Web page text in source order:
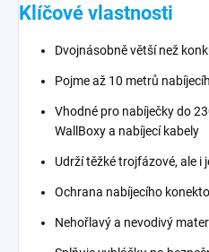
Klíčové vlastnosti
Dvojnásobně větší než
Pojme až 10 metrů
Vhodné pro nabíječky do
WallBoxy a nabíjecí kabely
Udrží těžké trojfázové, ale i
Ochrana nabíjecího
Nehořlavý a nevodivý